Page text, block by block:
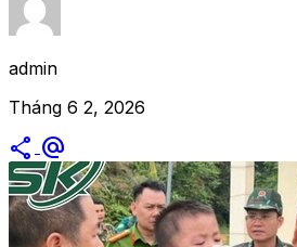
admin
Tháng 6 2, 2026
share alternate_email